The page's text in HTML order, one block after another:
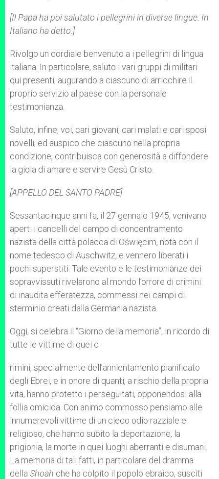
[Il Papa ha poi salutato i pellegrini in diverse lingue. In
Italiano ha detto:]
Rivolgo un cordiale benvenuto a i pellegrini di lingua
italiana. In particolare, saluto i vari gruppi di militari
qui presenti, augurando a ciascuno di arricchire il
proprio servizio al paese con la personale
testimonianza.
Saluto, infine, voi, cari giovani, cari malati e cari sposi
novelli, ed auspico che ciascuno nella propria
condizione, contribuisca con generosità a diffondere
la gioia di amare e servire Gesù Cristo.
[APPELLO DEL SANTO PADRE]
Sessantacinque anni fa, il 27 gennaio 1945, venivano
aperti i cancelli del campo di concentramento
nazista della città polacca di Oświęcim, nota con il
nome tedesco di Auschwitz, e vennero liberati i
pochi superstiti. Tale evento e le testimonianze dei
sopravvissuti rivelarono al mondo l’orrore di crimini
di inaudita efferatezza, commessi nei campi di
sterminio creati dalla Germania nazista.
Oggi, si celebra il “Giorno della memoria”, in ricordo di
tutte le vittime di quei c
rimini, specialmente dell’annientamento pianificato
degli Ebrei, e in onore di quanti, a rischio della propria
vita, hanno protetto i perseguitati, opponendosi alla
follia omicida. Con animo commosso pensiamo alle
innumerevoli vittime di un cieco odio razziale e
religioso, che hanno subito la deportazione, la
prigionia, la morte in quei luoghi aberranti e disumani.
La memoria di tali fatti, in particolare del dramma
della Shoah che ha colpito il popolo ebraico, susciti